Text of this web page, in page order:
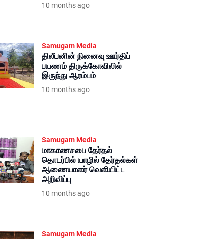
10 months ago
Samugam Media
திலீபனின் நினைவு ஊர்திப்
பயணம் திருக்கோவிலில்
இருந்து ஆரம்பம்
10 months ago
Samugam Media
மாகாணசபை தேர்தல்
தொடர்பில் யாழில் தேர்தல்கள்
ஆணையாளர் வெளியிட்ட
அறிவிப்பு
10 months ago
Samugam Media